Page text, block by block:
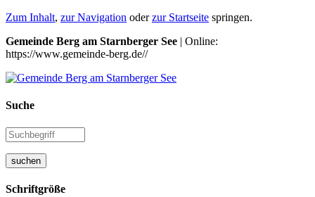
Zum Inhalt, zur Navigation oderzur Startseite springen.
Gemeinde Berg am Starnberger See | Online:
https://www.gemeinde-berg.de//
Suche
suchen
Schriftgröße